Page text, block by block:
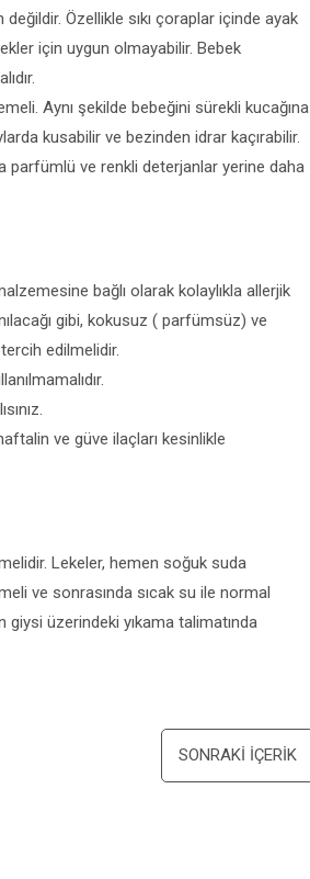
Özellikle sıkı çoraplar içinde ayak
için uygun olmayabilir. Bebek
Aynı şekilde bebeğini sürekli kucağına
kusabilir ve bezinden idrar kaçırabilir.
parfümlü ve renkli deterjanlar yerine daha
bağlı olarak kolaylıkla allerjik
gibi, kokusuz ( parfümsüz) ve
edilmelidir.
ve güve ilaçları kesinlikle
Lekeler, hemen soğuk suda
ve sonrasında sıcak su ile normal
giysi üzerindeki yıkama talimatında
SONRAKI İÇERIK